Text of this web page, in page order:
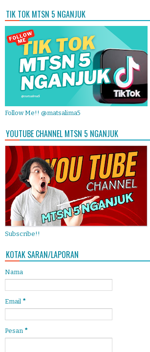
TIK TOK MTSN 5 NGANJUK
Follow Me!! @matsalima5
YOUTUBE CHANNEL MTSN 5 NGANJUK
Subscribe!!
KOTAK SARAN/LAPORAN
Nama
Email *
Pesan *